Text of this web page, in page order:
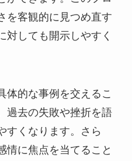
を客観的に見つめ直す
対しても開示しやすく
体的な事例を交えるこ
過去の失敗や挫折を語
すくなります。さら
情に焦点を当てること